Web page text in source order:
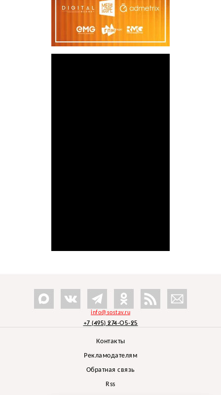
info@sostav.ru
+7 (495) 274-05-25
Контакты
Рекламодателям
Обратная связь
Rss